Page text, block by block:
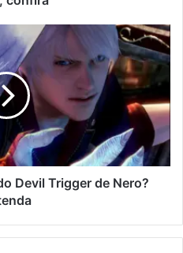
Devil Trigger de Nero?